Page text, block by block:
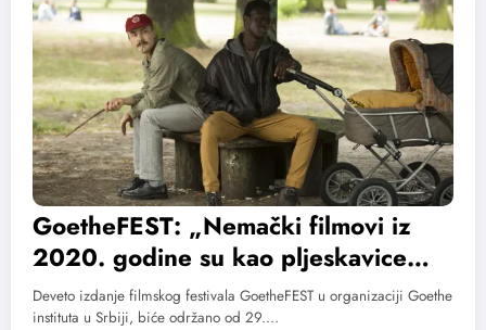
GoetheFEST: „Nemački filmovi iz
2020. godine su kao pljeskavice
evropske arthouse produkcije“
Deveto izdanje filmskog festivala GoetheFEST u organizaciji Goethe
instituta u Srbiji, biće održano od 29.…